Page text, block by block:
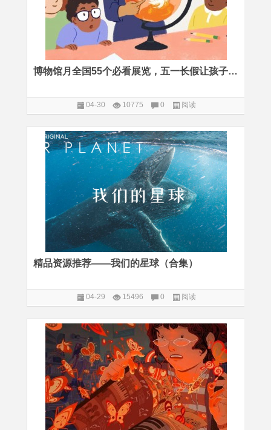
博物馆月全国55个必看展览，五一长假让孩子边玩边涨知识
04-30 10775 0 阅读
精品资源推荐——我们的星球（合集）
04-29 15496 0 阅读